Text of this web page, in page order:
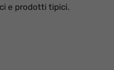
e prodotti tipici.